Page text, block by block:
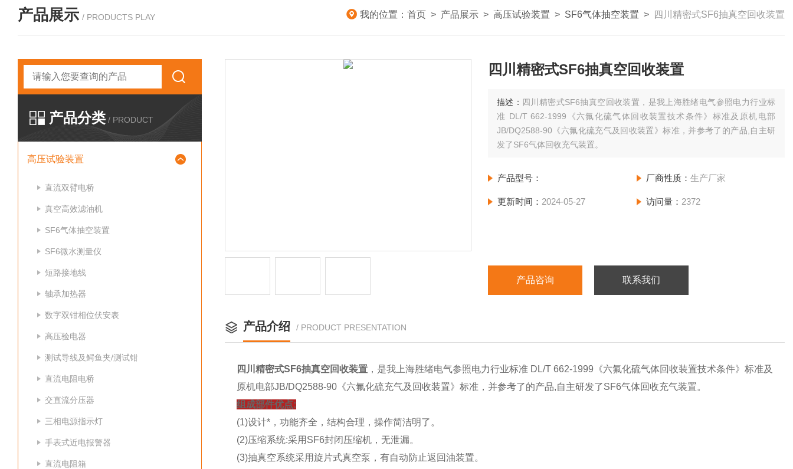
产品展示 / PRODUCTS PLAY 我的位置： 首页 > 产品展示 > 高压试验装置 > SF6气体抽空装置 > 四川精密式SF6抽真空回收装置
产品分类 / PRODUCT
高压试验装置
直流双臂电桥
真空高效滤油机
SF6气体抽空装置
SF6微水测量仪
短路接地线
轴承加热器
数字双钳相位伏安表
高压验电器
测试导线及鳄鱼夹/测试钳
直流电阻电桥
交直流分压器
三相电源指示灯
手表式近电报警器
直流电阻箱
四川精密式SF6抽真空回收装置
描述： 四川精密式SF6抽真空回收装置，是我上海胜绪电气参照电力行业标
准 DL/T 662-1999《六氟化硫气体回收装置技术条件》标准及原机电部
JB/DQ2588-90《六氟化硫充气及回收装置》标准，并参考了的产品,自主研
发了SF6气体回收充气装置。
产品型号： 厂商性质： 生产厂家
更新时间： 2024-05-27 访问量： 2372
产品咨询 联系我们
产品介绍 / PRODUCT PRESENTATION
四川精密式SF6抽真空回收装置 ，是我上海胜绪电气参照电力行业标准 DL/T 662-1999《六氟化硫气体回收装置技术条件》标准及
原机电部JB/DQ2588-90《六氟化硫充气及回收装置》标准，并参考了的产品,自主研发了SF6气体回收充气装置。
组成部件优点:
(1)设计*，功能齐全，结构合理，操作简洁明了。
(2)压缩系统:采用SF6封闭压缩机，无泄漏。
(3)抽真空系统采用旋片式真空泵，有自动防止返回油装置。